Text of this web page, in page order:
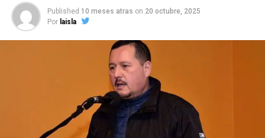
Published 10 meses atras on 20 octubre, 2025
Por laisla